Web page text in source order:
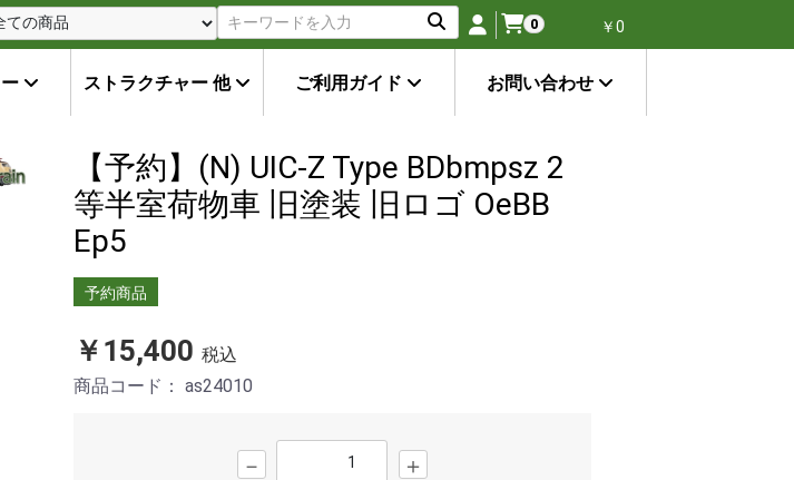
0 ￥0
ストラクチャー 他 ご利用ガイド お問い合わせ
【予約】(N) UIC-Z Type BDbmpsz 2
等半室荷物車 旧塗装 旧ロゴ OeBB
Ep5
予約商品
￥15,400 税込
商品コード： as24010
－ ＋